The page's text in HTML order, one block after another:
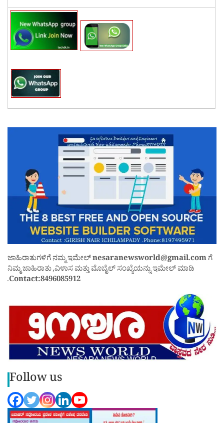
ಜಾಹಿರಾತುಗಳಿಗೆ ನಮ್ಮ ಇಮೇಲ್nesaranewsworld@gmail.comಗೆ
ನಿಮ್ಮ ಜಾಹಿರಾತು ,ವಿಳಾಸ ಮತ್ತು ಮೊಬೈಲ್ ಸಂಖ್ಯೆಯನ್ನು ಇಮೇಲ್ ಮಾಡಿ
.Contact:8496085912
Follow us